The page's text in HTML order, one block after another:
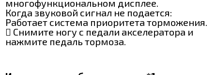
многофункциональном дисплее.
Когда звуковой сигнал не подается:
Работает система приоритета торможения.
 Снимите ногу с педали акселератора и
нажмите педаль тормоза.